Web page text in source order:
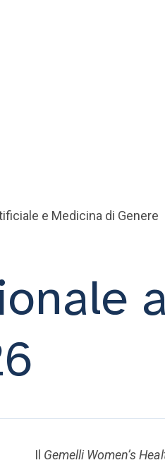
e Medicina di Genere
Il Gemelli Women’s